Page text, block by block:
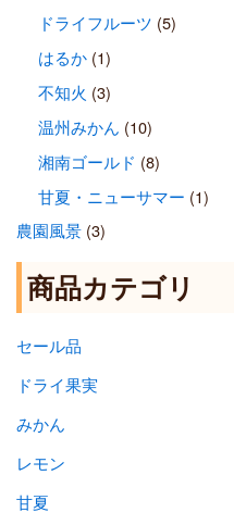
ドライフルーツ (5)
はるか(1)
不知火 (3)
温州みかん (10)
湘南ゴールド (8)
甘夏・ニューサマー (1)
農園風景(3)
商品カテゴリ
セール品
ドライ果実
みかん
レモン
甘夏